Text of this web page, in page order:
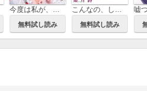
今度は私が、あなたたちを壊す【マイクロ】
無料試し読み 無料試し読み